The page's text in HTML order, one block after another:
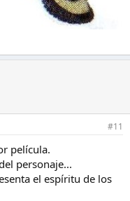
#11
película.
personaje...
el espíritu de los